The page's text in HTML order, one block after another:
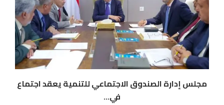
مجلس إدارة الصندوق الاجتماعي للتنمية يعقد اجتماع
في...